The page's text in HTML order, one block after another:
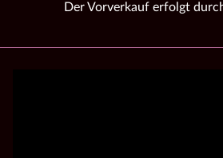
Der Vorverkauf erfolgt